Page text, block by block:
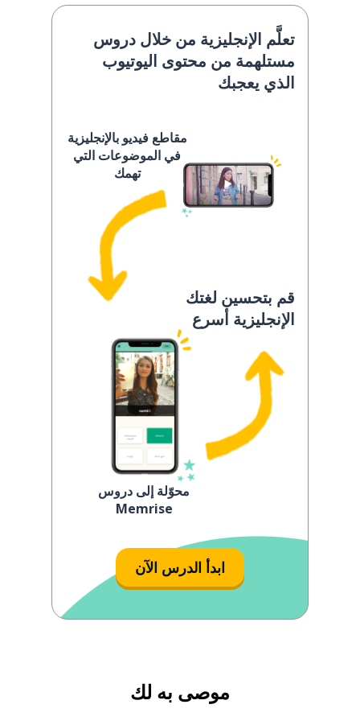
تعلَّم الإنجليزية من خلال دروس
مستلهمة من محتوى اليوتيوب
الذي يعجبك
مقاطع فيديو بالإنجليزية
في الموضوعات التي
تهمك
قم بتحسين لغتك
الإنجليزية أسرع
محوّلة إلى دروس
Memrise
ابدأ الدرس الآن
موصى به لك